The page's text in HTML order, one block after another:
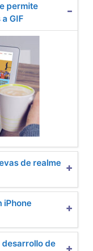
permite
GIF
de realme
iPhone
desarrollo de